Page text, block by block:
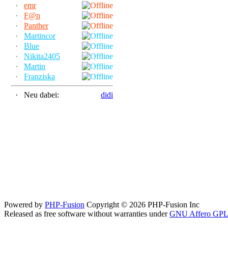
·
emr
·
F@n
·
Panther
·
Martincor
·
Blue
·
Nikita2405
·
Martin
·
Franziska
· Neu dabei: didi
Powered by PHP-Fusion Copyright © 2026 PHP-Fusion Inc
Released as free software without warranties underGNU Affero GPL